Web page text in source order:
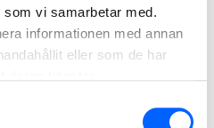
vi samarbetar med.
informationen med annan
eller som de har